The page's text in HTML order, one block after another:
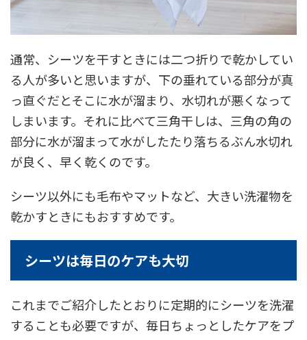
通常、シーツを干すときには二つ折りで乾かしてい
る人が多いと思いますが、下の垂れている部分が真
っ直ぐだとそこに水が溜まり、水切れが悪くなって
しまいます。それに比べて三角干しは、三角の角の
部分に水が溜まって水がしたたり落ちるぶん水切れ
が良く、早く乾くのです。
シーツ以外にも毛布やマットなど、大きい洗濯物を
乾かすときにもおすすめです。
シーツは毎日のケアも大切
これまでご紹介したとおりに定期的にシーツを洗濯
することも必要ですが、毎日ちょっとしたケアをプ